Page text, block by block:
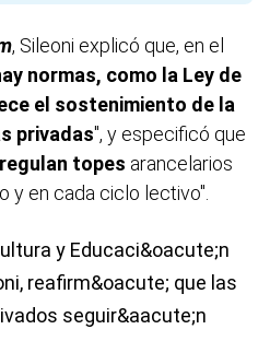
, Sileoni explicó que, en el
normas, como la Ley de
el sostenimiento de la
privadas", y especificó que
topes arancelarios
y en cada ciclo lectivo".